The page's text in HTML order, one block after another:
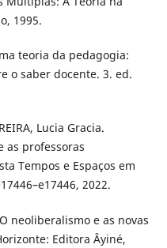
1995.
teoria da pedagogia:
o saber docente. 3. ed.
Lucia Gracia.
as professoras
Tempos e Espaços em
2022.
neoliberalismo e as novas
Editora Âyiné,